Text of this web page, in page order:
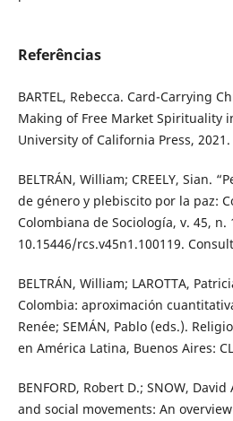
Referências
BARTEL, Rebecca. Card-Carrying
Making of Free Market Spirituality
University of California Press, 2021.
BELTRÁN, William; CREELY, Sian.
de género y plebiscito por la paz:
Colombiana de Sociología, v. 45, n.
10.15446/rcs.v45n1.100119.
BELTRÁN, William; LAROTTA,
Colombia: aproximación
Renée; SEMÁN, Pablo (eds.).
en América Latina, Buenos Aires:
BENFORD, Robert D.; SNOW,
and social movements: An